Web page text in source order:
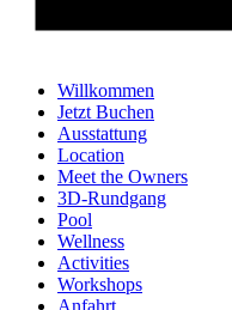
Willkommen
Jetzt Buchen
Ausstattung
Location
Meet the Owners
3D-Rundgang
Pool
Wellness
Activities
Workshops